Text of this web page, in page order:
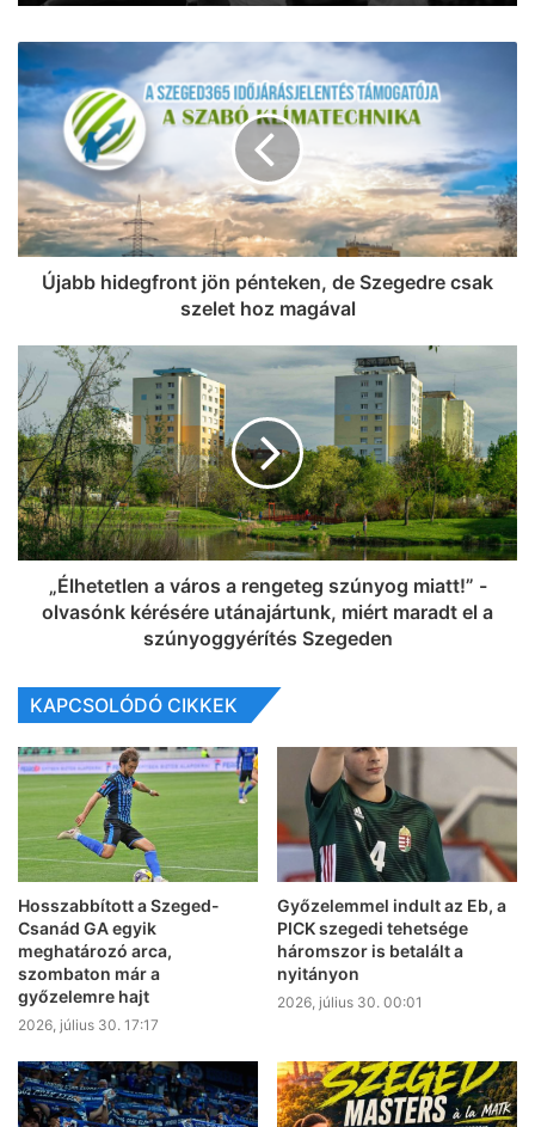
Újabb hidegfront jön pénteken, de Szegedre csak
szelet hoz magával
„Élhetetlen a város a rengeteg szúnyog miatt!” -
olvasónk kérésére utánajártunk, miért maradt el a
szúnyoggyérítés Szegeden
KAPCSOLÓDÓ CIKKEK
Hosszabbított a Szeged-
Csanád GA egyik
meghatározó arca,
szombaton már a
győzelemre hajt
2026, július 30. 17:17
Győzelemmel indult az Eb, a
PICK szegedi tehetsége
háromszor is betalált a
nyitányon
2026, július 30. 00:01